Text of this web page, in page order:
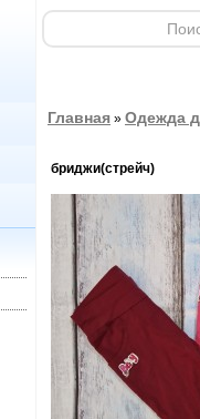
Главная » Одежда
бриджи(стрейч)